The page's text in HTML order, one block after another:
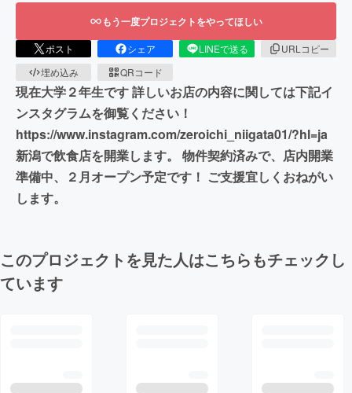
もう一度プロジェクトをやってほしい
ポスト シェア LINEで送る
URLコピー
埋め込み
QRコード
現在大学２年生です 詳しいお店の内容に関しては下記イ
ンスタグラムを御覧ください！
https://www.instagram.com/zeroichi_niigata01/?hl=ja
新潟で飲食店を開業します。 物件契約済みで、店内開業
準備中、２月オープン予定です！ ご支援宜しくおねがい
します。
このプロジェクトを見た人はこちらもチェックし
ています